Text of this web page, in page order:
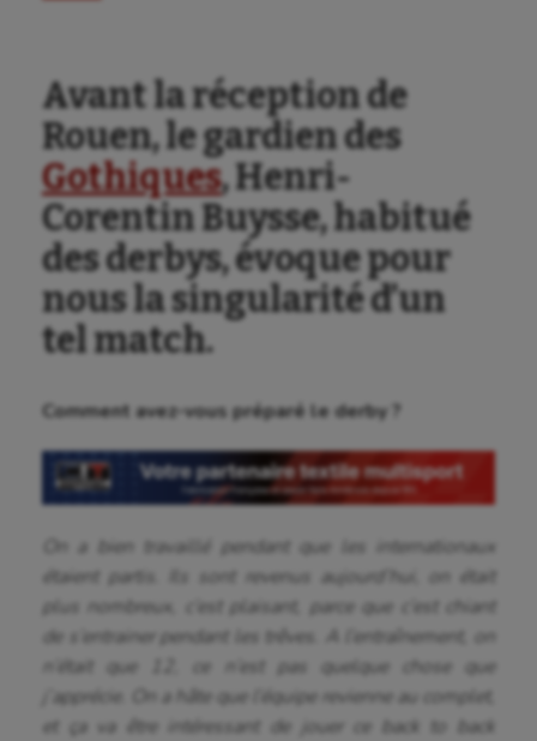
Avant la réception de
Rouen, le gardien des
Gothiques, Henri-
Corentin Buysse, habitué
des derbys, évoque pour
nous la singularité d’un
tel match.
Comment avez-vous préparé le derby ?
On a bien travaillé pendant que les internationaux
étaient partis. Ils sont revenus aujourd’hui, on était
plus nombreux, c’est plaisant, parce que c’est chiant
de s’entrainer pendant les trêves.
A l’entraînement
, on
n’était que 12, ce n’est pas quelque chose que
j’apprécie. On a hâte que l’équipe revienne au complet,
et ça va être intéressant de jouer ce back to back